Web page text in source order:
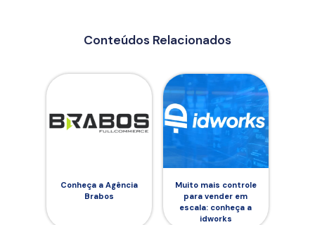
Conteúdos Relacionados
Conheça a Agência
Brabos
Muito mais controle
para vender em
escala: conheça a
idworks